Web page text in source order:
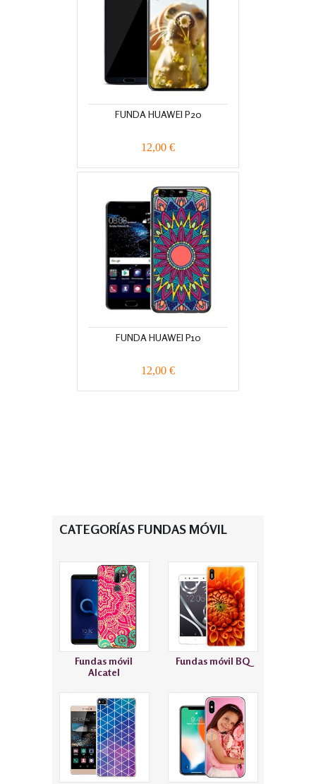
FUNDA HUAWEI P20
12,00 €
FUNDA HUAWEI P10
12,00 €
CATEGORÍAS FUNDAS MÓVIL
Fundas móvil
Alcatel
Fundas móvil BQ